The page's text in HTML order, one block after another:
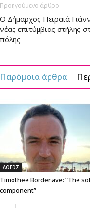
Προηγούμενο άρθρο
Ο Δήμαρχος Πειραιά
νέας επιτύμβιας στήλης
πόλης
Παρόμοια άρθρα
ΛΟΓΟΣ
Timothee Bordenave: “The
component”